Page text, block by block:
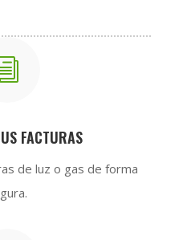
i
FACTURAS
de luz o gas de forma